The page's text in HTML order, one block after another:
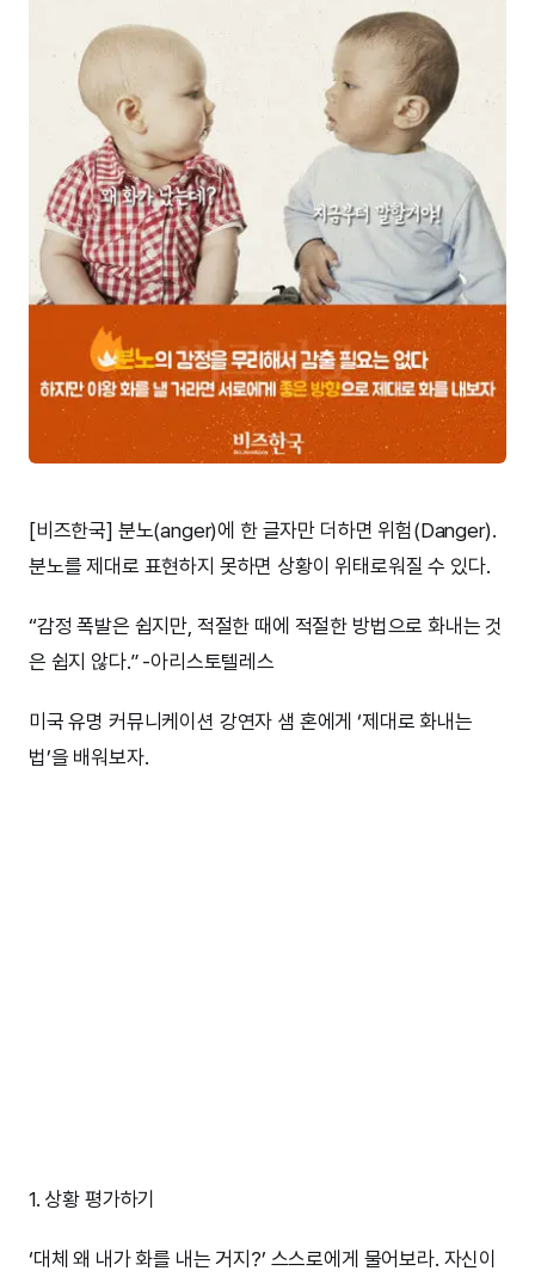
[비즈한국] 분노(anger)에 한 글자만 더하면 위험(Danger).
분노를 제대로 표현하지 못하면 상황이 위태로워질 수 있다.
“감정 폭발은 쉽지만, 적절한 때에 적절한 방법으로 화내는 것
은 쉽지 않다.” -아리스토텔레스
미국 유명 커뮤니케이션 강연자 샘 혼에게 ‘제대로 화내는
법’을 배워보자.
1. 상황 평가하기
‘대체 왜 내가 화를 내는 거지?’ 스스로에게 물어보라. 자신이